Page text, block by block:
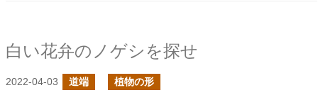
白い花弁のノゲシを探せ
2022-04-03 道端 植物の形